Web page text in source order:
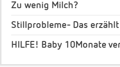
Zu wenig Milch?
Stillprobleme- Das
HILFE! Baby 10Monate